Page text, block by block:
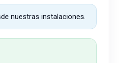
nuestras instalaciones.